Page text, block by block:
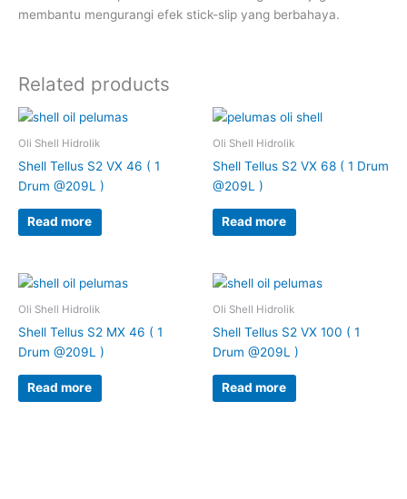
membantu mengurangi efek stick-slip yang berbahaya.
Related products
Oli Shell Hidrolik
Shell Tellus S2 VX 46 ( 1
Drum @209L )
Read more
Oli Shell Hidrolik
Shell Tellus S2 VX 68 ( 1 Drum
@209L )
Read more
Oli Shell Hidrolik
Shell Tellus S2 MX 46 ( 1
Drum @209L )
Read more
Oli Shell Hidrolik
Shell Tellus S2 VX 100 ( 1
Drum @209L )
Read more